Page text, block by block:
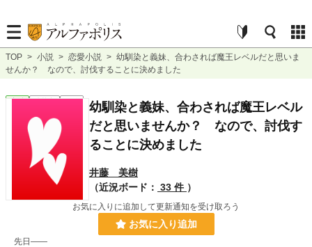
TOP > 小説 > 恋愛小説 > 幼馴染と義妹、合わされば魔王レベルだと思いま
せんか？ なので、討伐することに決めました
恋愛 連載中 長編
幼馴染と義妹、合わされば魔王レベル
だと思いませんか？ なので、討伐す
ることに決めました
井藤 美樹
（近況ボード： 33 件 ）
お気に入りに追加して更新通知を受け取ろう
お気に入り追加
先日――